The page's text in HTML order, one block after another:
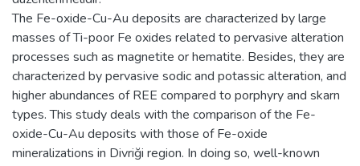
The Fe-oxide-Cu-Au deposits are characterized by large
masses of Ti-poor Fe oxides related to pervasive alteration
processes such as magnetite or hematite. Besides, they are
characterized by pervasive sodic and potassic alteration, and
higher abundances of REE compared to porphyry and skarn
types. This study deals with the comparison of the Fe-
oxide-Cu-Au deposits with those of Fe-oxide
mineralizations in Divriği region. In doing so, well-known